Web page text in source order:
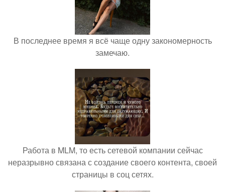
В последнее время я всё чаще одну закономерность
замечаю.
Работа в MLM, то есть сетевой компании сейчас
неразрывно связана с создание своего контента, своей
страницы в соц сетях.